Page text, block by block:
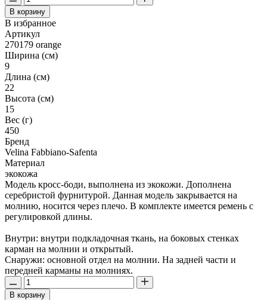
В корзину
В избранное
Артикул
270179 orange
Ширина (см)
9
Длина (см)
22
Высота (см)
15
Вес (г)
450
Бренд
Velina Fabbiano-Safenta
Материал
экокожа
Модель кросс-боди, выполнена из экокожи. Дополнена
серебристой фурнитурой. Данная модель закрывается на
молнию, носится через плечо. В комплекте имеется ремень с
регулировкой длины.
Внутри: внутри подкладочная ткань, на боковых стенках
карман на молнии и открытый.
Снаружи: основной отдел на молнии. На задней части и
передней карманы на молниях.
В корзину